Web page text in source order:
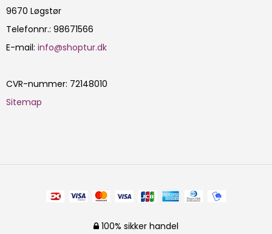
9670 Løgstør
Telefonnr.: 98671566
E-mail: info@shoptur.dk
CVR-nummer: 72148010
Sitemap
100% sikker handel